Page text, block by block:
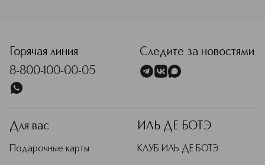
Горячая линия
8-800-100-00-05
Следите за новостями
Для вас
Подарочные карты
ИЛЬ ДЕ БОТЭ
КЛУБ ИЛЬ ДЕ БОТЭ